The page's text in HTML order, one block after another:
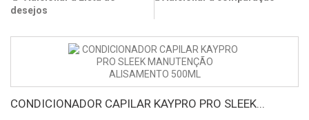
desejos
CONDICIONADOR CAPILAR KAYPRO PRO SLEEK...